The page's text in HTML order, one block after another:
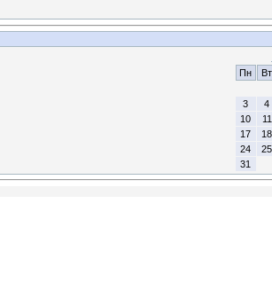
Пн
Вт
3
4
10
11
17
18
24
25
31